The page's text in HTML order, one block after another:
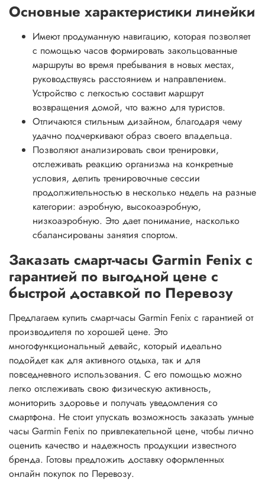
Основные характеристики линейки
Имеют продуманную навигацию, которая позволяет
с помощью часов формировать закольцованные
маршруты во время пребывания в новых местах,
руководствуясь расстоянием и направлением.
Устройство с легкостью составит маршрут
возвращения домой, что важно для туристов.
Отличаются стильным дизайном, благодаря чему
удачно подчеркивают образ своего владельца.
Позволяют анализировать свои тренировки,
отслеживать реакцию организма на конкретные
условия, делить тренировочные сессии
продолжительностью в несколько недель на разные
категории: аэробную, высокоаэробную,
низкоаэробную. Это дает понимание, насколько
сбалансированы занятия спортом.
Заказать смарт-часы Garmin Fenix с
гарантией по выгодной цене с
быстрой доставкой по Перевозу
Предлагаем купить смарт-часы Garmin Fenix с гарантией от
производителя по хорошей цене. Это
многофункциональный девайс, который идеально
подойдет как для активного отдыха, так и для
повседневного использования. С его помощью можно
легко отслеживать свою физическую активность,
мониторить здоровье и получать уведомления со
смартфона. Не стоит упускать возможность заказать умные
часы Garmin Fenix по привлекательной цене, чтобы лично
оценить качество и надежность продукции известного
бренда. Готовы предложить доставку оформленных
онлайн покупок по Перевозу.